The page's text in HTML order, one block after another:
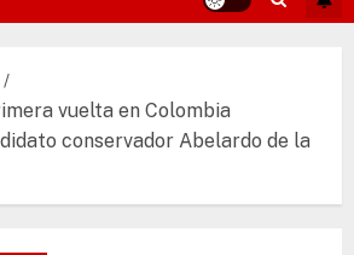
vuelta en Colombia
conservador Abelardo de la